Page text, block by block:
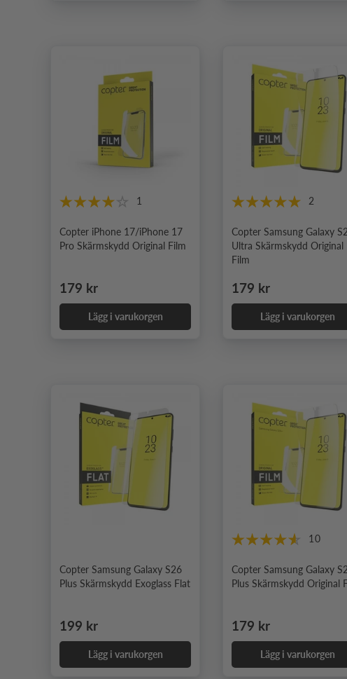
1
Copter iPhone 17/iPhone 17
Pro Skärmskydd Original Film
Ordinarie pris
179 kr
Lägg i varukorgen
2
Copter Samsung Galaxy
Ultra Skärmskydd Original
Film
Ordinarie pris
179 kr
Lägg i varukorgen
Copter Samsung Galaxy S26
Plus Skärmskydd Exoglass Flat
Ordinarie pris
199 kr
Lägg i varukorgen
10
Copter Samsung Galaxy
Plus Skärmskydd Original
Ordinarie pris
179 kr
Lägg i varukorgen